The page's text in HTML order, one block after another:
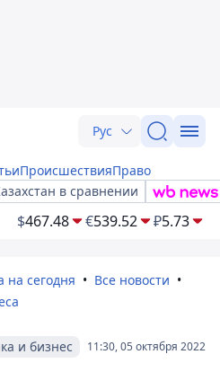
Рус
ПроисшествияПраво
в сравнении
$467.48 €539.52 ₽5.73
на сегодня
Все новости
11:30, 05 октября 2022
и бизнес